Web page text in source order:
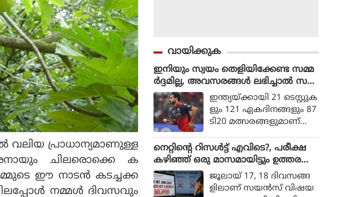
വലിയ പ്രാധാന്യമാണുള്ള
ചിലരൊക്കെ ക
ഈ നാടൻ കടച്ചക്ക
നമ്മൾ ദിവസവും
വായിക്കുക
ഇനിയും സ്വയം തെളിയിക്കേണ്ട സമ്മ
ർദ്ദമില്ല, അവസരങ്ങൾ ലഭിച്ചാൽ സ
ന്തോഷം അത്രമാത്രം : ഭുവനേശ്വർ
കുമാർ
ഇന്ത്യയ്ക്കായി 21 ടെസ്റ്റുക
ളും 121 ഏകദിനങ്ങളും 87
ടി20 മത്സരങ്ങളുമാണ്
ളിച്ചിട്ടുള്ളത്.
നെറ്റിൻ്റെ റിസൾട്ട് എവിടെ?, പരീക്ഷ
കഴിഞ്ഞ് ഒരു മാസമായിട്ടും ഉത്തര
സൂചിക പോലുമില്ല, ആശങ്കയിൽ
വിദ്യാർഥികൾ
ജൂലായ് 17, 18 ദിവസങ്ങ
ളിലാണ് സയന്‍സ് വിഷയ